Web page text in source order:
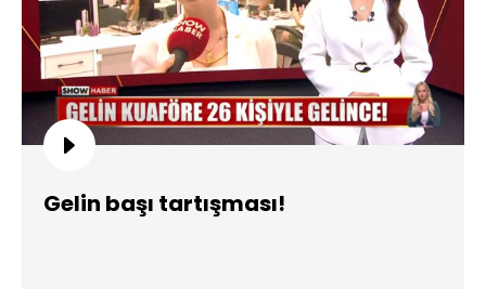
Gelin başı tartışması!